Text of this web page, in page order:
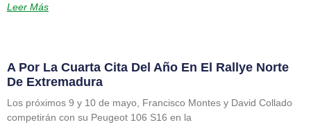
Leer Más
A Por La Cuarta Cita Del Año En El Rallye Norte
De Extremadura
Los próximos 9 y 10 de mayo, Francisco Montes y David Collado
competirán con su Peugeot 106 S16 en la